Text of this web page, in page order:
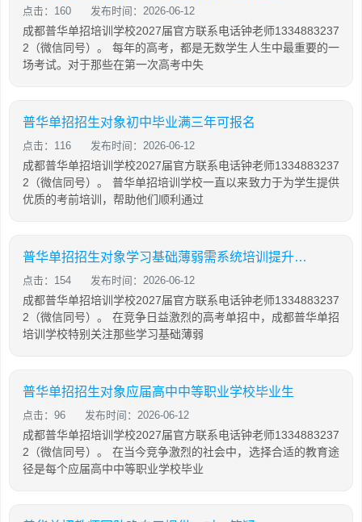
点击：160 发布时间：2026-06-12
成都普华单招培训学校2027届官方联系电话钟老师1334883237
2（微信同号）。 每年的高考，都是无数学生人生中最重要的一
场考试。对于那些在第一次高考中失
普华单招招生对象初中毕业满三年可报名
点击：116 发布时间：2026-06-12
成都普华单招培训学校2027届官方联系电话钟老师1334883237
2（微信同号）。 普华单招培训学校一直以来致力于为学生提供
优质的考前培训，帮助他们顺利通过
普华单招招生对象学习基础薄弱需系统培训提升成绩学生
点击：154 发布时间：2026-06-12
成都普华单招培训学校2027届官方联系电话钟老师1334883237
2（微信同号）。 在竞争日益激烈的高考单招中，成都普华单招
培训学校特别关注那些学习基础薄弱
普华单招招生对象应届高中中等职业学校毕业生
点击：96 发布时间：2026-06-12
成都普华单招培训学校2027届官方联系电话钟老师1334883237
2（微信同号）。 在当今竞争激烈的社会中，选择合适的教育途
径是每个应届高中中等职业学校毕业